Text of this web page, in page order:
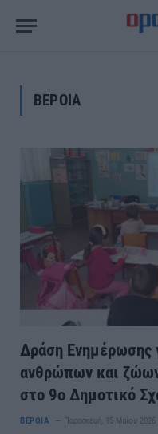
ΒΕΡΟΙΑ
Δράση Ενημέρωσης
ανθρώπων και
στο 9ο Δημοτικό
ΒΕΡΟΙΑ Παρασκευή, 15 Μαΐου